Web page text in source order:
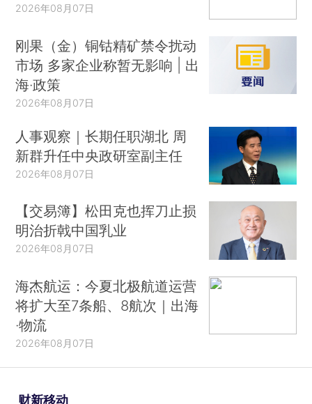
2026年08月07日
刚果（金）铜钴精矿禁令扰动
市场 多家企业称暂无影响 | 出
海·政策
2026年08月07日
人事观察｜长期任职湖北 周
新群升任中央政研室副主任
2026年08月07日
【交易簿】松田克也挥刀止损
明治折戟中国乳业
2026年08月07日
海杰航运：今夏北极航道运营
将扩大至7条船、8航次｜出海
·物流
2026年08月07日
财新移动